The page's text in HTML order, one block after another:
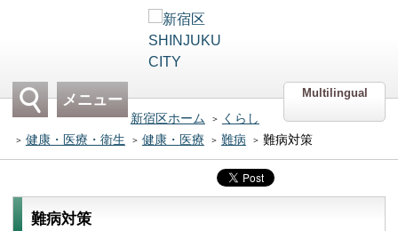
メニュー Multilingual
新宿区ホーム
くらし
健康・医療・衛生
健康・医療 難病 難病対策
難病対策